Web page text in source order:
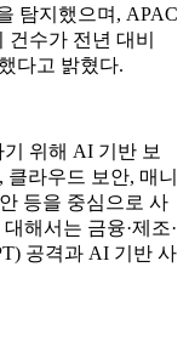
탐지했으며, APAC
수가 전년 대비
다고 밝혔다.
위해 AI 기반 보
라우드 보안, 매니
등을 중심으로 사
해서는 금융·제조·
공격과 AI 기반 사